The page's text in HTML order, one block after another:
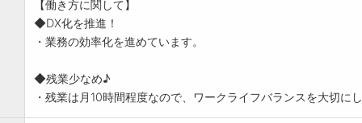
【働き方に関して】
◆DX化を推進！
・業務の効率化を進めています。
◆残業少なめ♪
・残業は月10時間程度なので、ワークライフバランスを大切に